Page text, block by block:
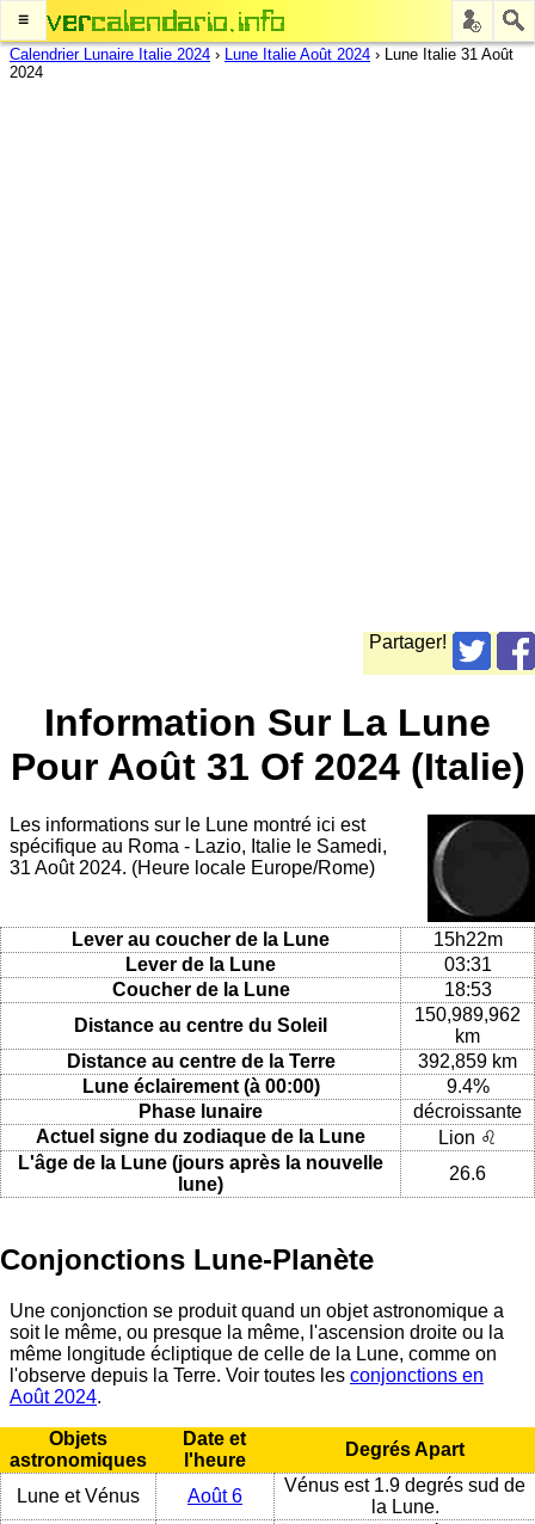
≡
Calendrier Lunaire Italie 2024 › Lune Italie Août 2024 › Lune Italie 31 Août
2024
Partager!
Information Sur La Lune
Pour Août 31 Of 2024 (Italie)
Les informations sur le Lune montré ici est
spécifique au Roma - Lazio, Italie le Samedi,
31 Août 2024. (Heure locale Europe/Rome)
Lever au coucher de la Lune
15h22m
Lever de la Lune
03:31
Coucher de la Lune
18:53
Distance au centre du Soleil
150,989,962
km
Distance au centre de la Terre
392,859 km
Lune éclairement (à 00:00)
9.4%
Phase lunaire
décroissante
Actuel signe du zodiaque de la Lune
Lion ♌
L'âge de la Lune (jours après la nouvelle
lune)
26.6
Conjonctions Lune-Planète
Une conjonction se produit quand un objet astronomique a
soit le même, ou presque la même, l'ascension droite ou la
même longitude écliptique de celle de la Lune, comme on
l'observe depuis la Terre. Voir toutes les conjonctions en
Août 2024.
Objets
astronomiques
Date et
l'heure
Degrés Apart
Lune et Vénus Août 6
Vénus est 1.9 degrés sud de
la Lune.